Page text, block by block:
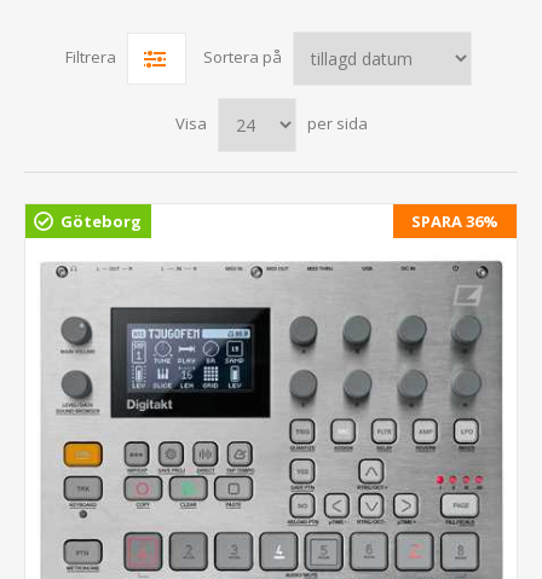
Filtrera Sortera på
Visa per sida
SPARA 36%
Göteborg